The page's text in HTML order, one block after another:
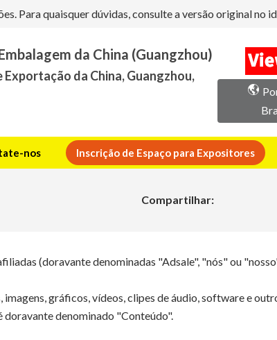
Para quaisquer dúvidas, consulte a versão original no
da China (Guangzhou)
da China, Guangzhou,
nos Inscrição de Espaço para Expositores
Compartilhar:
(doravante denominadas "Adsale", "nós" ou
gráficos, vídeos, clipes de áudio, software e
doravante denominado "Conteúdo".